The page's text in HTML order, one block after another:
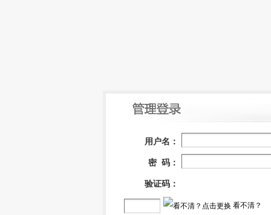
用户名：
密 码：
验证码：
看不清？